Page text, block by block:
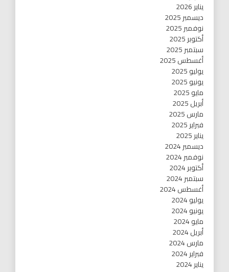
يناير 2026
ديسمبر 2025
نوفمبر 2025
أكتوبر 2025
سبتمبر 2025
أغسطس 2025
يوليو 2025
يونيو 2025
مايو 2025
أبريل 2025
مارس 2025
فبراير 2025
يناير 2025
ديسمبر 2024
نوفمبر 2024
أكتوبر 2024
سبتمبر 2024
أغسطس 2024
يوليو 2024
يونيو 2024
مايو 2024
أبريل 2024
مارس 2024
فبراير 2024
يناير 2024